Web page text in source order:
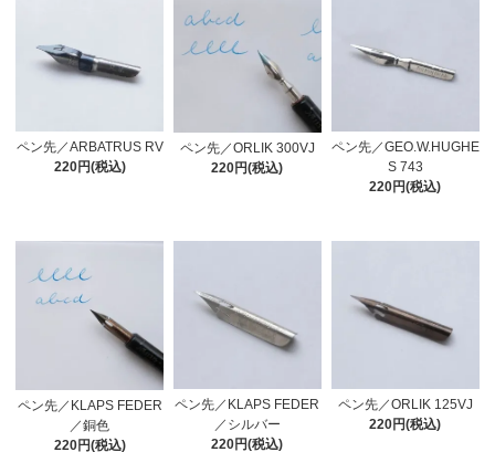
ペン先／ARBATRUS RV
220円(税込)
ペン先／ORLIK 300VJ
220円(税込)
ペン先／GEO.W.HUGHE
S 743
220円(税込)
ペン先／KLAPS FEDER
／銅色
220円(税込)
ペン先／KLAPS FEDER
／シルバー
220円(税込)
ペン先／ORLIK 125VJ
220円(税込)